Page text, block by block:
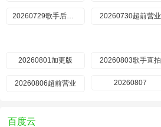
20260730超前营业
20260801加更版 20260803歌手直拍
20260806超前营业 20260807
百度云